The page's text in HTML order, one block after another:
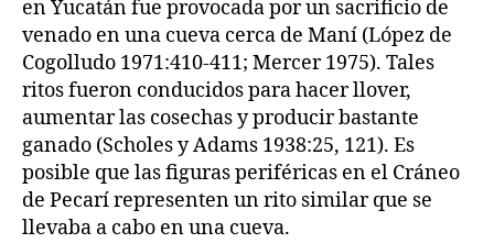
en Yucatán fue provocada por un sacrificio de
venado en una cueva cerca de Maní (López de
Cogolludo 1971:410-411; Mercer 1975). Tales
ritos fueron conducidos para hacer llover,
aumentar las cosechas y producir bastante
ganado (Scholes y Adams 1938:25, 121). Es
posible que las figuras periféricas en el Cráneo
de Pecarí representen un rito similar que se
llevaba a cabo en una cueva.